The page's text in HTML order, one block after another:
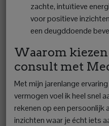
zachte, intuïtieve
voor positieve
een deugddoende
Waarom
consult met
Met mijn jarenlange
vermogen voel ik heel snel
rekenen op een persoonlijk
inzichten waar je écht iets